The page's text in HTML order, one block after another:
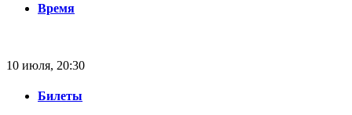
Время
10 июля, 20:30
Билеты